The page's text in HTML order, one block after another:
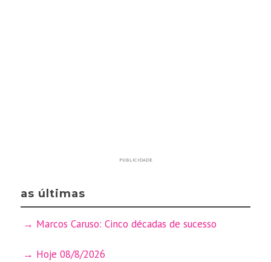
PUBLICIDADE
as últimas
Marcos Caruso: Cinco décadas de sucesso
Hoje 08/8/2026